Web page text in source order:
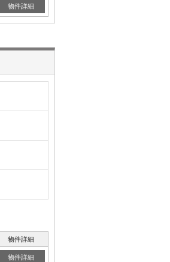
物件詳細
物件詳細
物件詳細